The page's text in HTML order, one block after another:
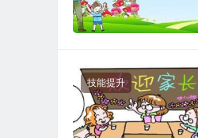
技能提升